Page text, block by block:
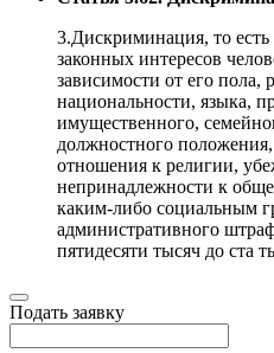
3.Дискриминация, то
законных интересов
зависимости от его пола,
национальности, языка,
имущественного,
должностного положения,
отношения к религии,
непринадлежности к
каким-либо социальным
административного
пятидесяти тысяч до ста
Подать заявку